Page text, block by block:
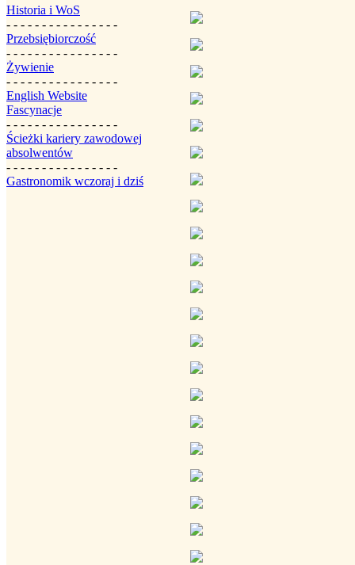
Historia i WoS
- - - - - - - - - - - - - - - -
Przebsiębiorczość
- - - - - - - - - - - - - - - -
Żywienie
- - - - - - - - - - - - - - - -
English Website
Fascynacje
- - - - - - - - - - - - - - - -
Ścieżki kariery zawodowej
absolwentów
- - - - - - - - - - - - - - - -
Gastronomik wczoraj i dziś